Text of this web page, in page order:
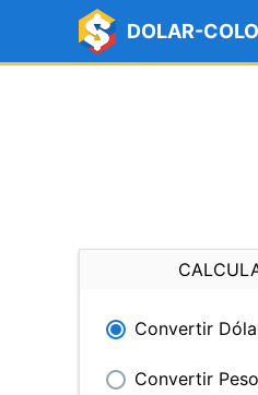
DOLAR-
Convertir
Convertir